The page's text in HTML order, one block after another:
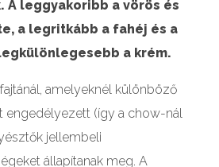
A leggyakoribb a vörös és
a legritkább a fahéj és a
a krém.
amelyeknél különböző
engedélyezett (így a chow-nál
jellembeli
állapítanak meg. A